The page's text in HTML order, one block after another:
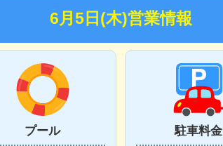
6月5日(木)営業情報
プール 駐車料金